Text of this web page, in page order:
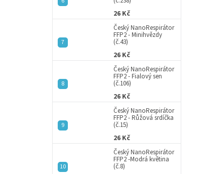
26 Kč
Český NanoRespirátor
FFP2 - Minihvězdy
(č.43)
26 Kč
Český NanoRespirátor
FFP2 - Fialový sen
(č.106)
26 Kč
Český NanoRespirátor
FFP2 - Růžová srdíčka
(č.15)
26 Kč
Český NanoRespirátor
FFP2 -Modrá květina
(č.8)